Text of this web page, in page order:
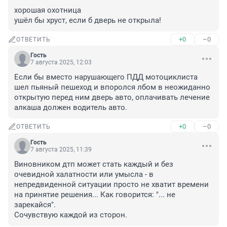
хорошая охотница
ушёл бы хруст, если б дверь не открыла!
ОТВЕТИТЬ +0 –0
Гость
7 августа 2025, 12:03
Если бы вместо нарушающего ПДД мотоциклиста
шел пьяный пешеход и впоролся лбом в неожиданно
открытую перед ним дверь авто, оплачивать лечение
алкаша должен водитель авто.
ОТВЕТИТЬ +0 –0
Гость
7 августа 2025, 11:39
Виновником дтп может стать каждый и без
очевидной халатности или умысла - в
непредвиденной ситуации просто не хватит времени
на принятие решения... Как говорится: "... не
зарекайся".
Сочувствую каждой из сторон.